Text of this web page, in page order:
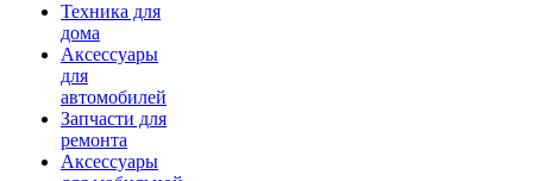
Техника для
дома
Аксессуары
для
автомобилей
Запчасти для
ремонта
Аксессуары